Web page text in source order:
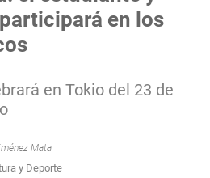
en los
en Tokio del 23 de
Mata
y Deporte